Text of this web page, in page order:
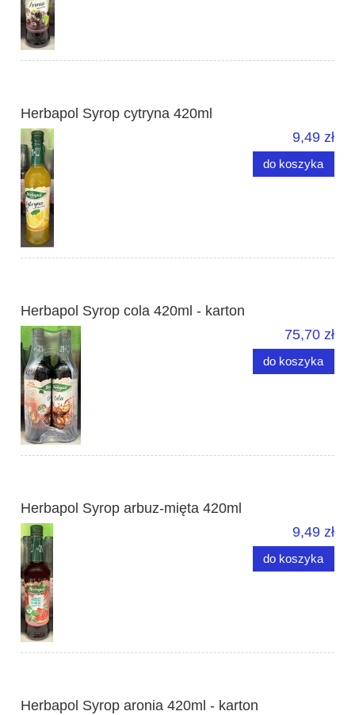
Herbapol Syrop cytryna 420ml
9,49 zł
do koszyka
Herbapol Syrop cola 420ml - karton
75,70 zł
do koszyka
Herbapol Syrop arbuz-mięta 420ml
9,49 zł
do koszyka
Herbapol Syrop aronia 420ml - karton